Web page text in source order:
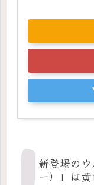
新登場の
ー）」は